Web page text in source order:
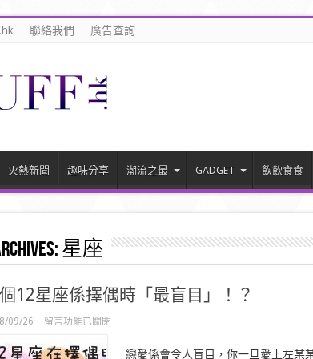
聯絡我們 廣告查詢
火熱新聞 趣味分享 潮流之最 GADGET 飲飲食食
星座
12星座係擇偶時「最盲目」！？
09/26
在
個
留言功能已關閉
戀愛係會令人盲目，你一旦愛上左某